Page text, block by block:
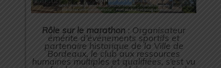
Rôle sur le marathon : Organisateur
émérite d’événements sportifs et
partenaire historique de la Ville de
Bordeaux, le club aux ressources
humaines multiples et qualifiées, s’est vu